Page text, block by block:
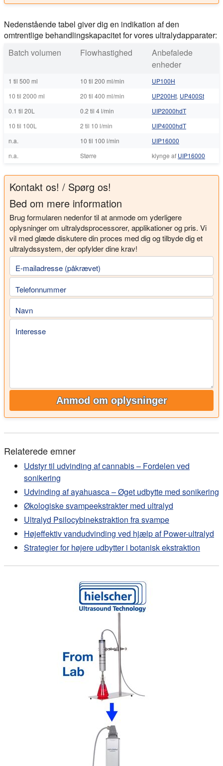
Nedenstående tabel giver dig en indikation af den
omtrentlige behandlingskapacitet for vores ultralydapparater:
Batch volumen
Flowhastighed
Anbefalede
enheder
1 til 500 ml 10 til 200 ml/min
UP100H
10 til 2000 ml
20 til 400 ml/min UP200Ht, UP400St
0.1 til 20L
0.2 til 4 l/min
UIP2000hdT
10 til 100L
2 til 10 l/min
UIP4000hdT
n.a.
10 til 100 l/min
UIP16000
n.a.
Større klynge af UIP16000
Kontakt os! / Spørg os!
Bed om mere information
Brug formularen nedenfor til at anmode om yderligere
oplysninger om ultralydsprocessorer, applikationer og pris. Vi
vil med glæde diskutere din proces med dig og tilbyde dig et
ultralydssystem, der opfylder dine krav!
E-mailadresse (påkrævet)
Telefonnummer
Navn
Interesse
Anmod om oplysninger
Relaterede emner
Udstyr til udvinding af cannabis – Fordelen ved
sonikering
Udvinding af ayahuasca – Øget udbytte med sonikering
Økologiske svampeekstrakter med ultralyd
Ultralyd Psilocybinekstraktion fra svampe
Højeffektiv vandudvinding ved hjælp af Power-ultralyd
Strategier for højere udbytter i botanisk ekstraktion